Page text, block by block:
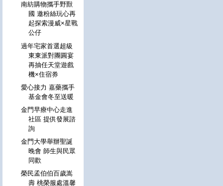
南紡購物攜手野獸
國 邀粉絲玩心再
起探索漫威×星戰
公仔
過年宅家首選超級
東東派對團圓宴
再抽任天堂遊戲
機×住宿券
愛心接力 嘉藥攜手
基金會冬至送暖
金門早療中心走進
社區 提供發展諮
詢
金門大學舉辦聖誕
晚會 師生與民眾
同歡
榮民孟伯伯百歲嵩
壽 桃榮服處溫馨